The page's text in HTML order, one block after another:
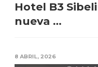
Hotel B3
nueva ...
8 ABRIL, 2026